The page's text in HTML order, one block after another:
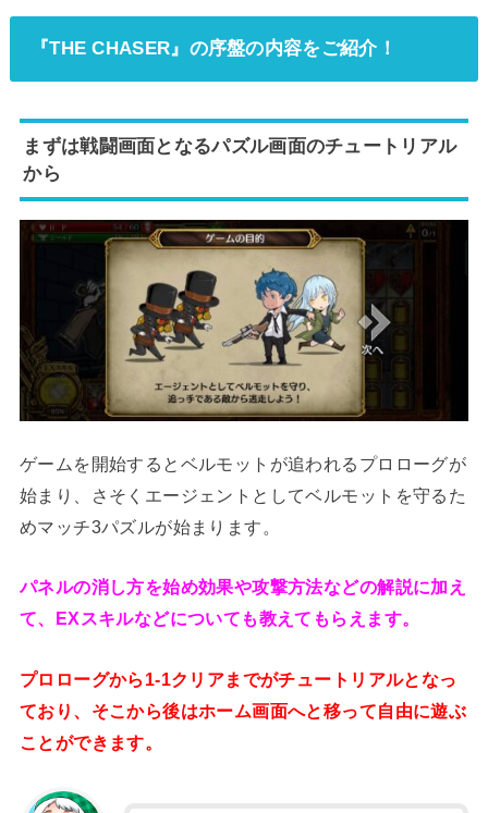
『THE CHASER』の序盤の内容をご紹介！
まずは戦闘画面となるパズル画面のチュートリアル
から
ゲームを開始するとベルモットが追われるプロローグが
始まり、さそくエージェントとしてベルモットを守るた
めマッチ3パズルが始まります。
パネルの消し方を始め効果や攻撃方法などの解説に加え
て、EXスキルなどについても教えてもらえます。
プロローグから1-1クリアまでがチュートリアルとなっ
ており、そこから後はホーム画面へと移って自由に遊ぶ
ことができます。